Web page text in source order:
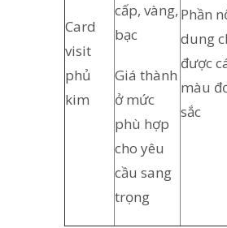
Card
visit
phủ
kim
cấp, vàng,
bạc
Giá thành
ở mức
phù hợp
cho yêu
cầu sang
trọng
Phần
dung
được
màu
sắc